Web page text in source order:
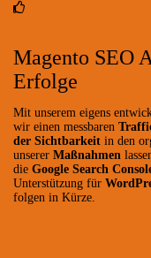
Magento SEO
Erfolge
Mit unserem eigens
wir einen messbaren
der Sichtbarkeit in den
unserer Maßnahmen
die Google Search
Unterstützung für
folgen in Kürze.